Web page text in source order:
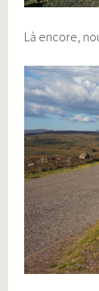
Là encore,